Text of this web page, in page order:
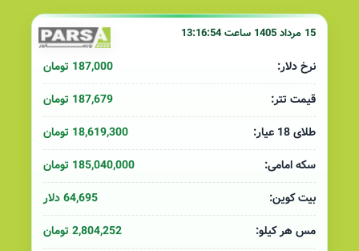
15 مرداد 1405 ساعت 13:16:54
نرخ دلار:
187,000 تومان
قیمت تتر:
187,679 تومان
طلای 18 عیار:
18,619,300 تومان
سکه امامی:
185,040,000 تومان
بیت کوین:
64,695 دلار
مس هر کیلو:
2,804,252 تومان